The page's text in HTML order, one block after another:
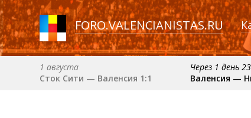
FORO.VALENCIANISTAS.RU
1 августа
Сток Сити — Валенсия 1:1
Через 1 день
Валенсия —